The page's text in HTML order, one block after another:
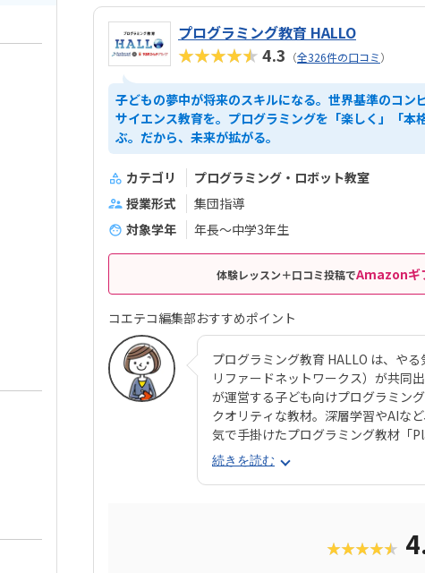
プログラミング教育 HALLO
★★★★★4.3 （全326件の口コミ）
子どもの夢中が将来のスキルになる。世界基準のコン
サイエンス教育を。プログラミングを「楽しく」「本
ぶ。だから、未来が拡がる。
カテゴリ
プログラミング・ロボット教室
授業形式
集団指導
対象学年
年長～中学3年生
体験レッスン＋口コミ投稿でAmazonギ
コエテコ編集部おすすめポイント
プログラミング教育 HALLO は、や
リファードネットワークス）が共同
が運営する子ども向けプログラミン
クオリティな教材。深層学習やAIな
気で手掛けたプログラミング教材「
ログラミング教育 HALLO」ならでは
見た目と操作感で子どもが楽しく進
ラミングスキルが身につく「
る気スイッチグループといえば、子
続きを読む
★★★★★